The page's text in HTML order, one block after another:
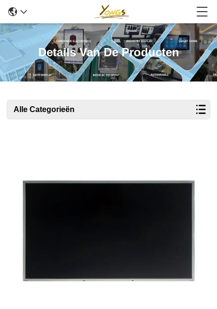
Details Van De Producten
Alle Categorieën